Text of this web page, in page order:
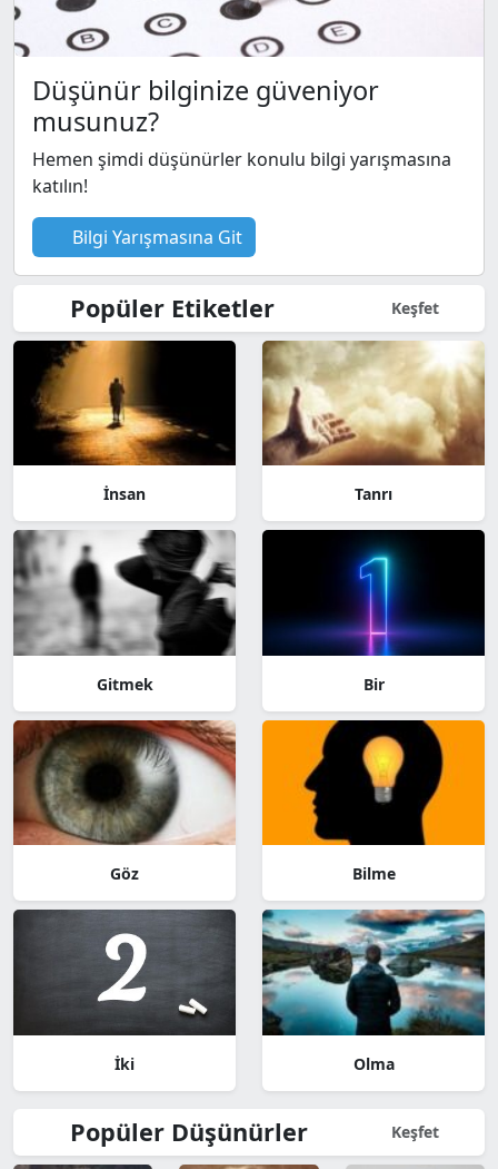
Düşünür bilginize güveniyor
musunuz?
Hemen şimdi düşünürler konulu bilgi yarışmasına
katılın!
Bilgi Yarışmasına Git
Popüler Etiketler Keşfet
İnsan Tanrı
Gitmek Bir
Göz Bilme
İki Olma
Popüler Düşünürler Keşfet